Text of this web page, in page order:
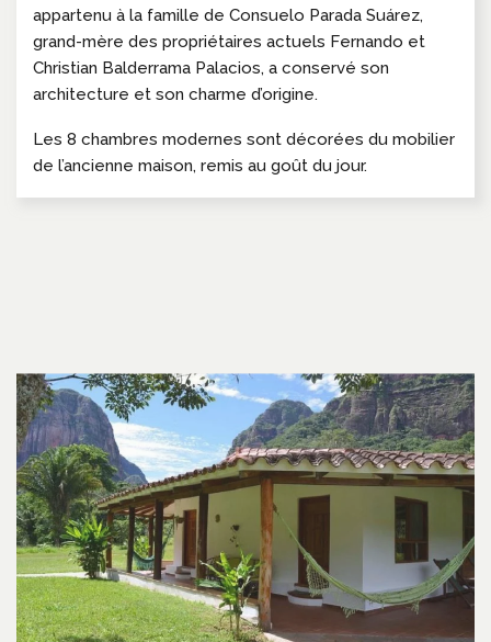
appartenu à la famille de Consuelo Parada Suárez,
grand-mère des propriétaires actuels Fernando et
Christian Balderrama Palacios, a conservé son
architecture et son charme d’origine.
Les 8 chambres modernes sont décorées du mobilier
de l’ancienne maison, remis au goût du jour.